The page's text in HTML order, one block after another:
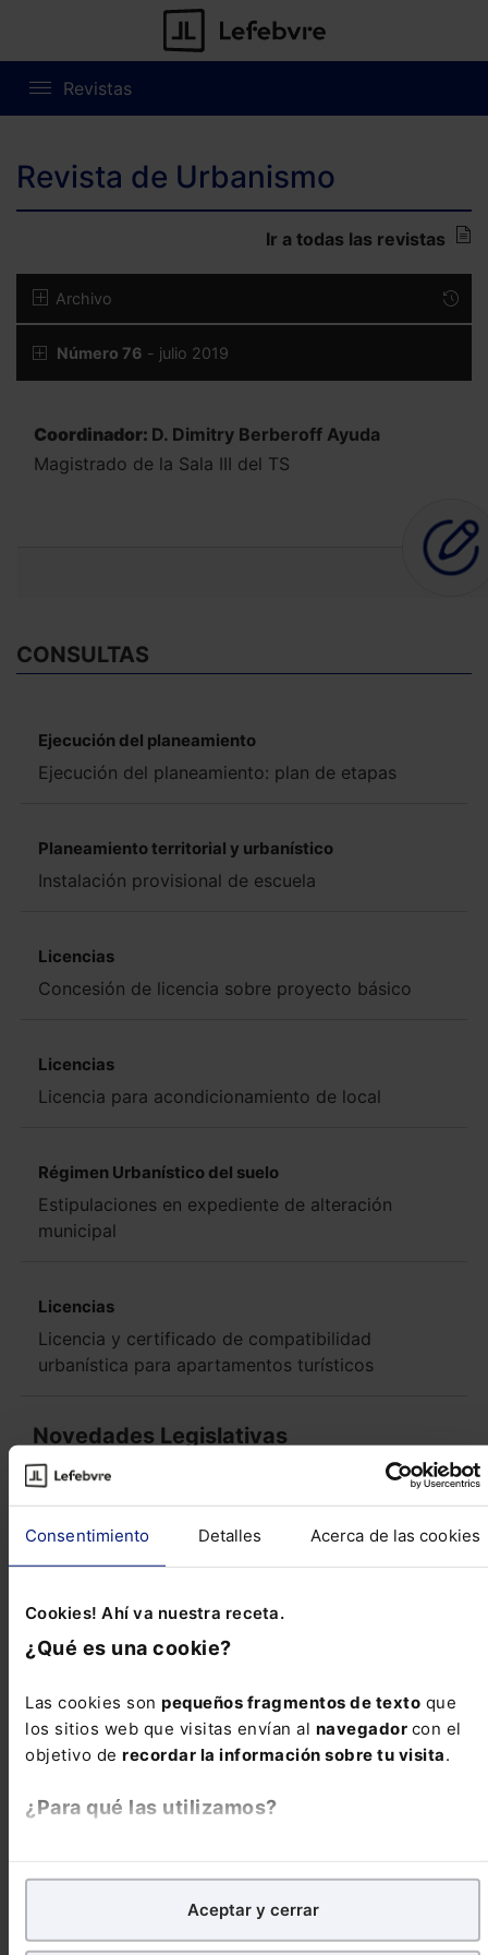
Consentimiento Detalles Acerca de las cookies
Cookies! Ahí va nuestra receta.
¿Qué es una cookie?
Las cookies son pequeños fragmentos de texto que
los sitios web que visitas envían al navegador con el
objetivo de recordar la información sobre tu visita.
¿Para qué las utilizamos?
analíticospara tratar demejorar tu experienciaen
nuestra página web. También con fines publicitarios,
para poder mostrarte publicidad y contenidos de tu
Aceptar y cerrar
Revistas
Revista de Urbanismo
Ir a todas las revistas
Archivo
Número 76 - julio 2019
Coordinador: D. Dimitry Berberoff Ayuda
Magistrado de la Sala III del TS
CONSULTAS
Ejecución del planeamiento
Ejecución del planeamiento: plan de etapas
Planeamiento territorial y urbanístico
Instalación provisional de escuela
Licencias
Concesión de licencia sobre proyecto básico
Licencias
Licencia para acondicionamiento de local
Régimen Urbanístico del suelo
Estipulaciones en expediente de alteración
municipal
Licencias
Licencia y certificado de compatibilidad
urbanística para apartamentos turísticos
Novedades Legislativas
NORMATIVA AUTONÓMICA CATALUÑA Ley
3/2019, de 17 de junio, de los espacios
agrarios - EDL 2019/22263- Trascendencia y
regular la planificación y ...
Contencioso-administrativo
Plazo de prescripción de los gastos de
Contencioso-administrativo
Naturaleza normativa del plan hidrológico